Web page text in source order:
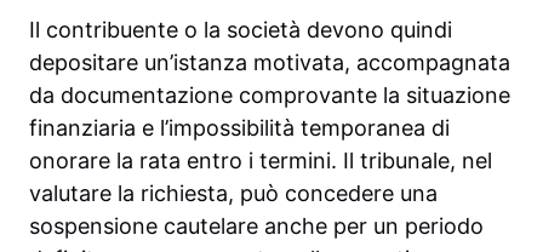
Il contribuente o la società devono quindi
depositare un’istanza motivata, accompagnata
da documentazione comprovante la situazione
finanziaria e l’impossibilità temporanea di
onorare la rata entro i termini. Il tribunale, nel
valutare la richiesta, può concedere una
sospensione cautelare anche per un periodo